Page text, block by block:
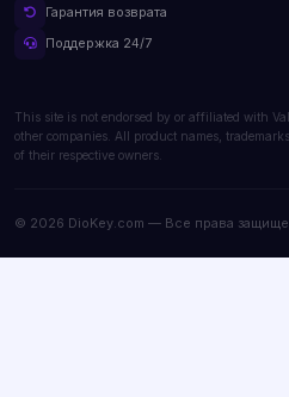
Гарантия возврата
Поддержка 24/7
This site is not endorsed by or affiliated with
other companies. All product names,
of their respective owners.
© 2026 DioKey.com — Все права